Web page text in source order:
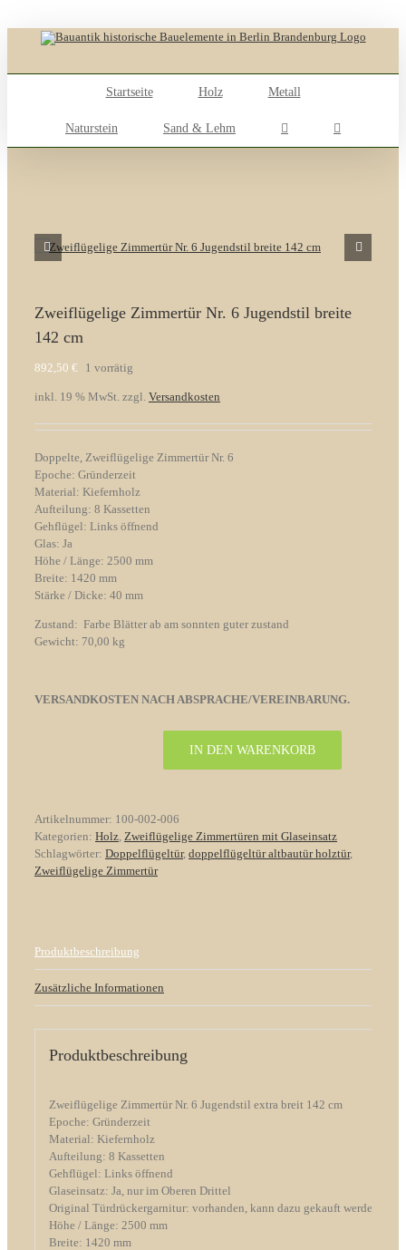
content
Startseite
Holz Metall
Naturstein Sand & Lehm
Zweiflügelige Zimmertür Nr. 6 Jugendstil breite
142 cm
892,50 € 1 vorrätig
inkl. 19 % MwSt. zzgl. Versandkosten
Doppelte, Zweiflügelige Zimmertür Nr. 6
Epoche: Gründerzeit
Material: Kiefernholz
Aufteilung: 8 Kassetten
Gehflügel: Links öffnend
Glas: Ja
Höhe / Länge: 2500 mm
Breite: 1420 mm
Stärke / Dicke: 40 mm
Zustand: Farbe Blätter ab am sonnten guter zustand
Gewicht: 70,00 kg
VERSANDKOSTEN NACH ABSPRACHE/VEREINBARUNG.
Jugendstil
breite
142
cm
IN DEN WARENKORB
Artikelnummer: 100-002-006
Kategorien: Holz, Zweiflügelige Zimmertüren mit Glaseinsatz
Schlagwörter: Doppelflügeltür, doppelflügeltür altbautür holztür,
Zweiflügelige Zimmertür
Produktbeschreibung
Zusätzliche Informationen
Produktbeschreibung
Zweiflügelige Zimmertür Nr. 6 Jugendstil extra breit 142 cm
Epoche: Gründerzeit
Material: Kiefernholz
Aufteilung: 8 Kassetten
Gehflügel: Links öffnend
Glaseinsatz: Ja, nur im Oberen Drittel
Original Türdrückergarnitur: vorhanden, kann dazu gekauft werden.
Höhe / Länge: 2500 mm
Breite: 1420 mm